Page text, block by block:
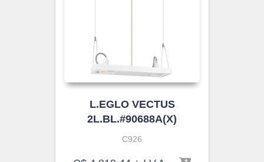
L.EGLO VECTUS
2L.BL.#90688A(X)
C926